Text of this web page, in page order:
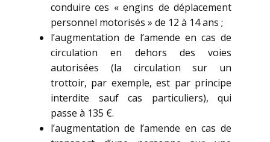
conduire ces « engins de déplacement
personnel motorisés » de 12 à 14 ans ;
l’augmentation de l’amende en cas de
circulation en dehors des voies
autorisées (la circulation sur un
trottoir, par exemple, est par principe
interdite sauf cas particuliers), qui
passe à 135 €.
l’augmentation de l’amende en cas de